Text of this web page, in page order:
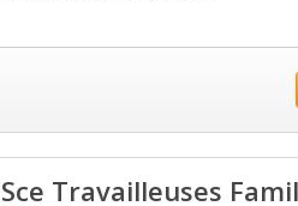
Sce Travailleuses